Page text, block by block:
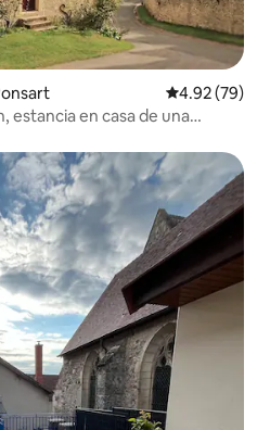
Calificación
4.92 (79)
estancia en casa de una